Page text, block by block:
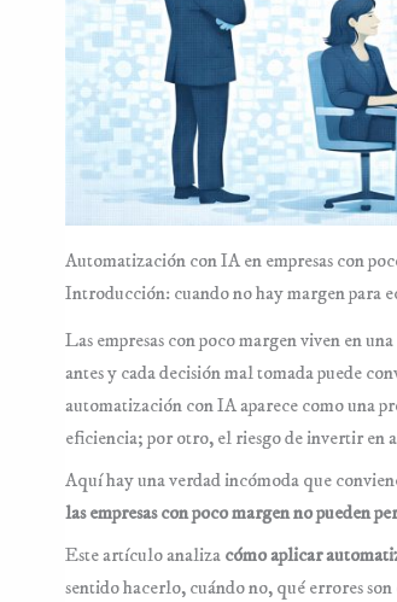
GROWTH & MARKETING ↗
Automatización con IA en empresas con
Introducción: cuando no hay margen para
Las empresas con poco margen viven en
antes y cada decisión mal tomada puede
automatización con IA aparece como una
eficiencia; por otro, el riesgo de invertir en
Aquí hay una verdad incómoda que
las empresas con poco margen no pueden
Este artículo analiza cómo aplicar
sentido hacerlo, cuándo no, qué errores